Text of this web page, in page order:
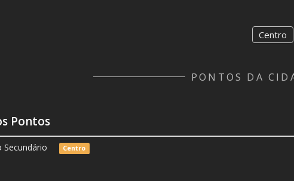
Centro
PONTOS DA
Pontos
Secundário Centro